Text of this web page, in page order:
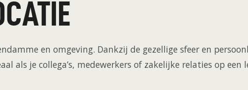
en omgeving. Dankzij de gezellige sfeer en
als je collega’s, medewerkers of zakelijke relaties op